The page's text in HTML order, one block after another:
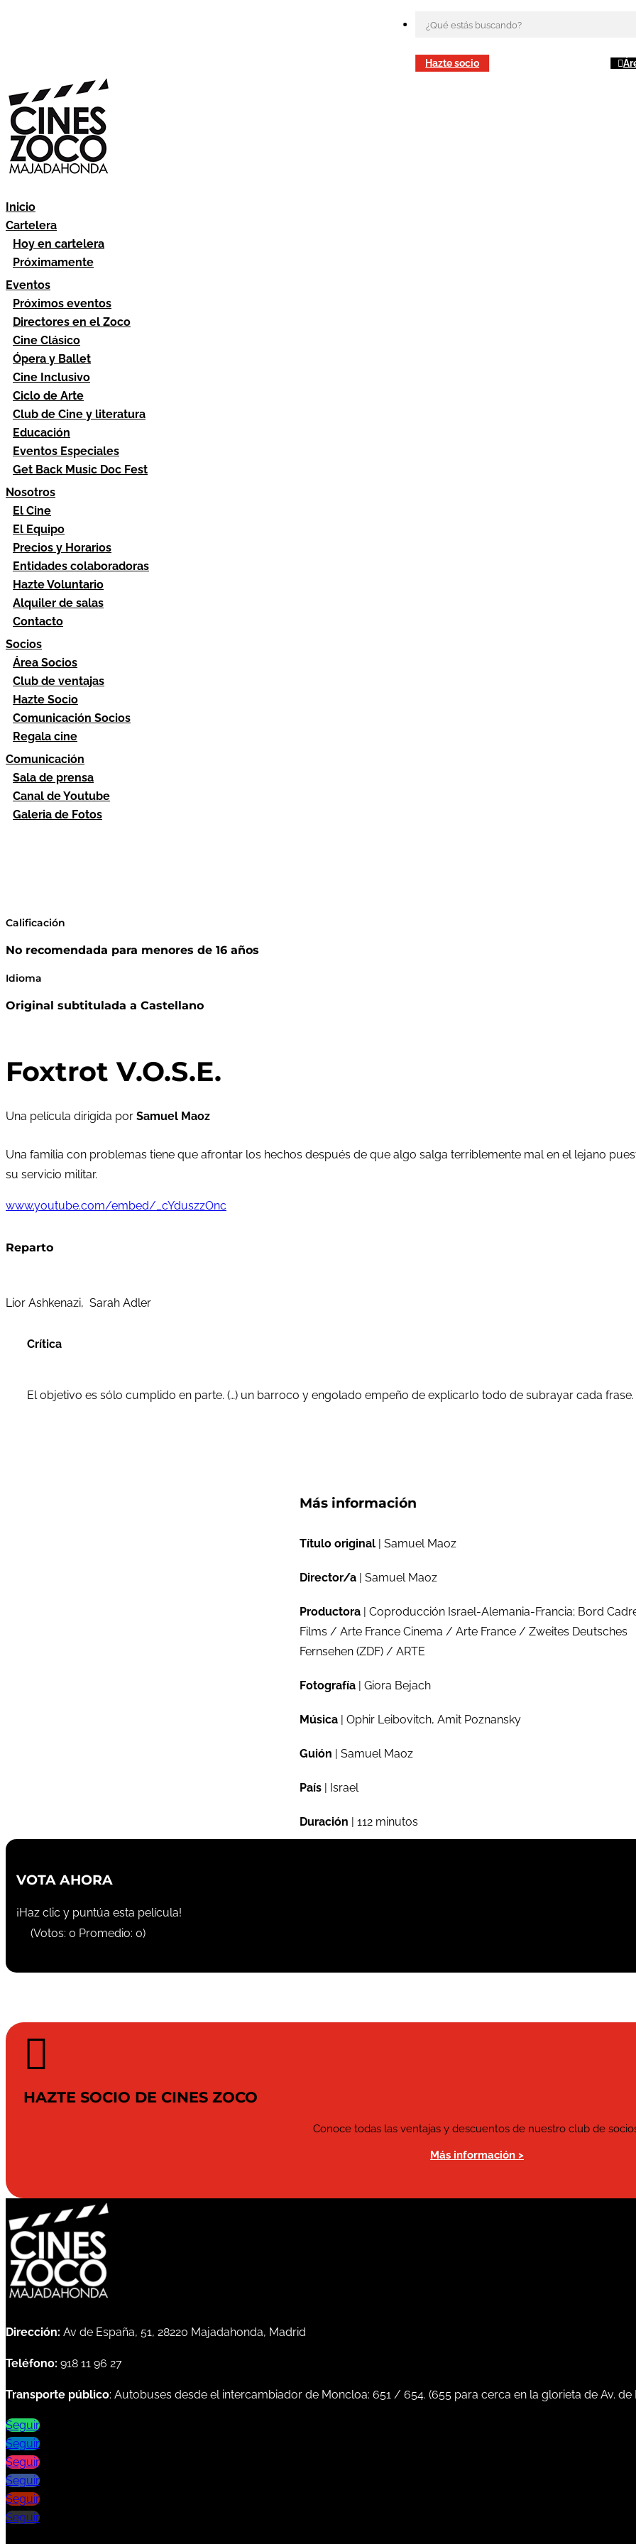
Hazte socio
Inicio
Cartelera
Hoy en cartelera
Próximamente
Eventos
Próximos eventos
Directores en el Zoco
Cine Clásico
Ópera y Ballet
Cine Inclusivo
Ciclo de Arte
Club de Cine y literatura
Educación
Eventos Especiales
Get Back Music Doc Fest
Nosotros
El Cine
El Equipo
Precios y Horarios
Entidades colaboradoras
Hazte Voluntario
Alquiler de salas
Contacto
Socios
Área Socios
Club de ventajas
Hazte Socio
Comunicación Socios
Regala cine
Comunicación
Sala de prensa
Canal de Youtube
Galeria de Fotos
Calificación
No recomendada para menores de 16 años
Idioma
Original subtitulada a Castellano
Foxtrot V.O.S.E.
Una película dirigida por Samuel Maoz
Una familia con problemas tiene que afrontar los hechos después de que algo salga terriblemente mal en el lejano
su servicio militar.
www.youtube.com/embed/_cYduszzOnc
Reparto
Lior Ashkenazi, Sarah Adler
Crítica
El objetivo es sólo cumplido en parte. (…) un barroco y engolado empeño de explicarlo todo de subrayar cada frase.
Más información
Título original | Samuel Maoz
Director/a | Samuel Maoz
Productora | Coproducción Israel-Alemania-Francia; Bord
Films / Arte France Cinema / Arte France / Zweites Deutsches
Fernsehen (ZDF) / ARTE
Fotografía | Giora Bejach
Música | Ophir Leibovitch, Amit Poznansky
Guión | Samuel Maoz
País | Israel
Duración | 112 minutos
VOTA AHORA
¡Haz clic y puntúa esta película!
(Votos: 0 Promedio: 0)

HAZTE SOCIO DE CINES ZOCO
Conoce todas las ventajas y descuentos de nuestro club de
Más información >
Dirección: Av de España, 51, 28220 Majadahonda, Madrid
Teléfono: 918 11 96 27
Transporte público: Autobuses desde el intercambiador de Moncloa: 651 / 654. (655 para cerca en la glorieta de Av. de
Seguir
Seguir
Seguir
Seguir
Seguir
Seguir